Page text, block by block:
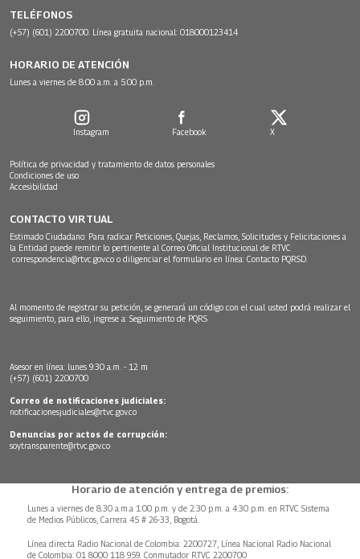
TELÉFONOS
(+57) (601) 2200700. Línea gratuita nacional: 018000123414
HORARIO DE ATENCIÓN
Lunes a viernes de 8:00 a.m. a 5:00 p.m.
Instagram Facebook X
Política de privacidad y tratamiento de datos personales
Condiciones de uso
Accesibilidad
CONTACTO VIRTUAL
Estimado Ciudadano: Para radicar Peticiones, Quejas, Reclamos, Solicitudes y Felicitaciones a
la Entidad puede remitir lo pertinente al Correo Oficial Institucional de RTVC
correspondencia@rtvc.gov.co o diligenciar el formulario en línea: Contacto PQRSD.
Al momento de registrar su petición, se generará un código con el cual usted podrá realizar el
seguimiento, para ello, ingrese a: Seguimiento de PQRS
Asesor en línea: lunes 9:30 a.m. - 12 m
(+57) (601) 2200700
Correo de notificaciones judiciales:
notificacionesjudiciales@rtvc.gov.co
Denuncias por actos de corrupción:
soytransparente@rtvc.gov.co
Horario de atención y entrega de premios:
Lunes a viernes de 8:30 a.m.a 1:00 p.m. y de 2:30 p.m. a 4:30 p.m. en RTVC Sistema
de Medios Públicos, Carrera 45 # 26-33, Bogotá.
Línea directa Radio Nacional de Colombia: 2200727, Línea Nacional Radio Nacional
de Colombia: 01 8000 118 959. Conmutador RTVC 2200700